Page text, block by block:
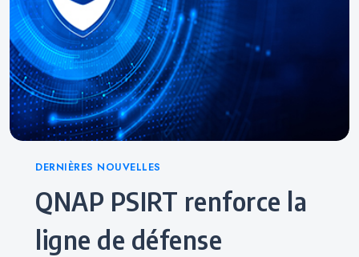
Categories
DERNIÈRES NOUVELLES
QNAP PSIRT renforce la
ligne de défense